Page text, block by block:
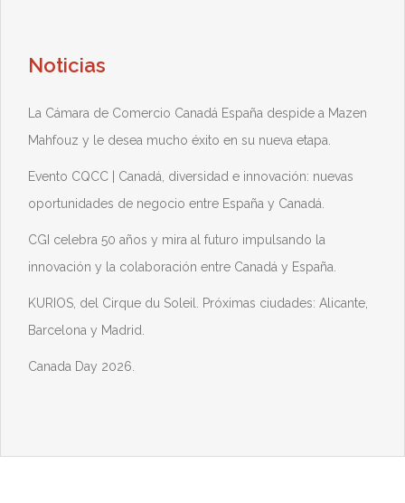
Noticias
La Cámara de Comercio Canadá España despide a Mazen
Mahfouz y le desea mucho éxito en su nueva etapa.
Evento CQCC | Canadá, diversidad e innovación: nuevas
oportunidades de negocio entre España y Canadá.
CGI celebra 50 años y mira al futuro impulsando la
innovación y la colaboración entre Canadá y España.
KURIOS, del Cirque du Soleil. Próximas ciudades: Alicante,
Barcelona y Madrid.
Canada Day 2026.